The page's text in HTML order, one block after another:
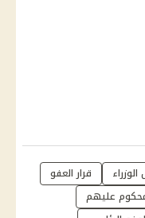
قرار العفو
عليهم